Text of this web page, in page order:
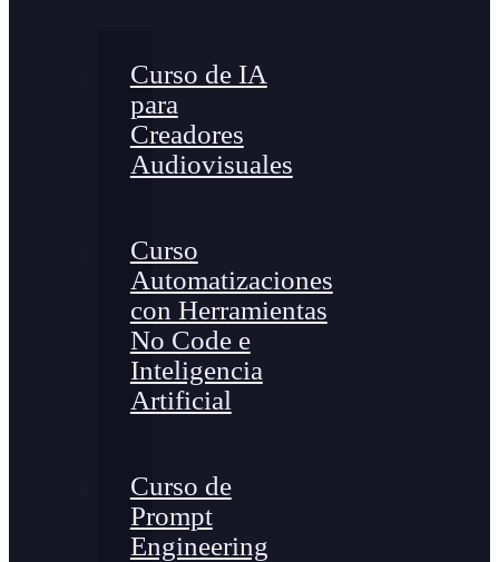
Curso de IA
para
Creadores
Audiovisuales
Curso
Automatizaciones
con Herramientas
No Code e
Inteligencia
Artificial
Curso de
Prompt
Engineering